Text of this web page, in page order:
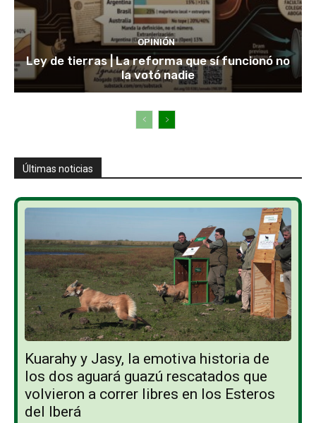
OPINIÓN
Ley de tierras | La reforma que sí funcionó no
la votó nadie
Últimas noticias
Kuarahy y Jasy, la emotiva historia de
los dos aguará guazú rescatados que
volvieron a correr libres en los Esteros
del Iberá